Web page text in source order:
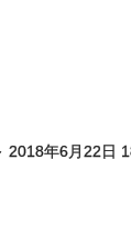
2018年6月22日